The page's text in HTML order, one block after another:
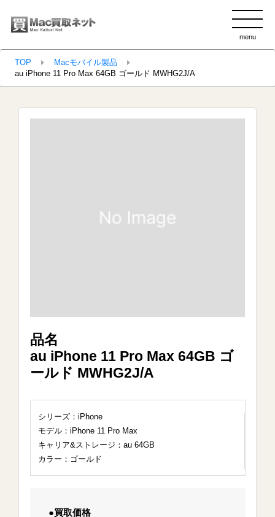
menu
TOP
Macモバイル製品
au iPhone 11 Pro Max 64GB ゴールド MWHG2J/A
品名
au iPhone 11 Pro Max 64GB ゴ
ールド MWHG2J/A
シリーズ：iPhone
モデル：iPhone 11 Pro Max
キャリア&ストレージ：au 64GB
カラー：ゴールド
●買取価格